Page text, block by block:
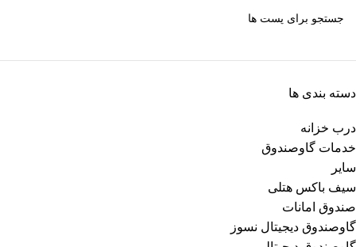
دسته بندی ها
درب خزانه
خدمات گاوصندوق
سایر
سیف باکس هتلی
صندوق امانات
گاوصندوق دیجیتال نسوز